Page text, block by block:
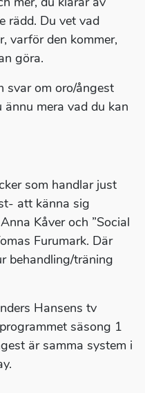
rädd. Du vet vad
varför den kommer,
göra.
svar om oro/ångest
mera vad du kan
som handlar just
att känna sig
Kåver och ”Social
Furumark. Där
behandling/träning
Hansens tv
säsong 1
är samma system i